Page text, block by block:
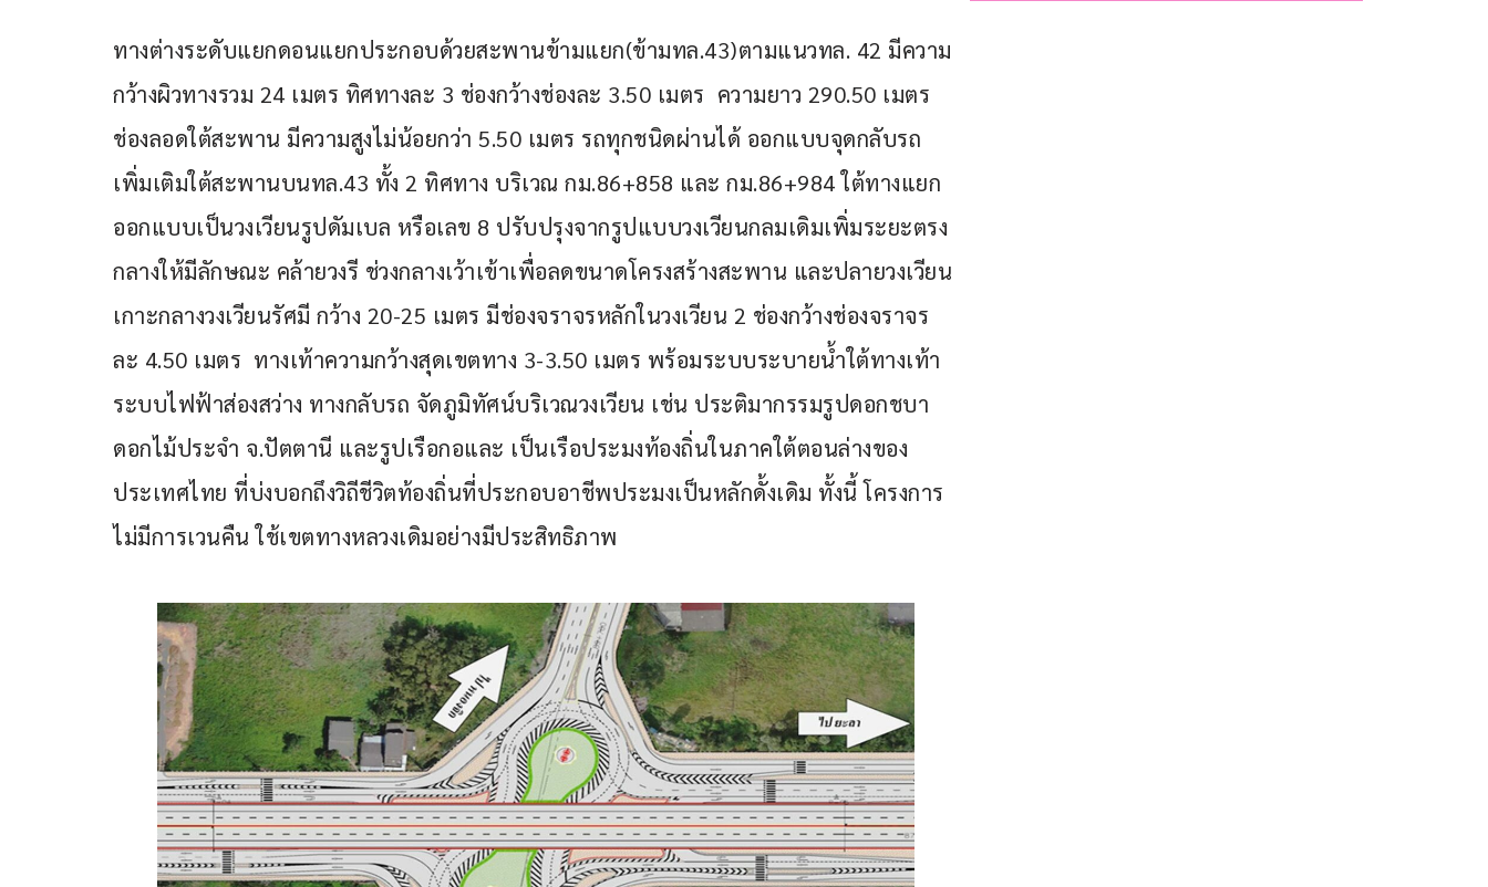
ทางต่างระดับแยกดอนแยกประกอบด้วยสะพานข้ามแยก(ข้ามทล.43)ตามแนวทล. 42 มีความ
กว้างผิวทางรวม 24 เมตร ทิศทางละ 3 ช่องกว้างช่องละ 3.50 เมตร  ความยาว 290.50 เมตร
ช่องลอดใต้สะพาน มีความสูงไม่น้อยกว่า 5.50 เมตร รถทุกชนิดผ่านได้ ออกแบบจุดกลับรถ
เพิ่มเติมใต้สะพานบนทล.43 ทั้ง 2 ทิศทาง บริเวณ กม.86+858 และ กม.86+984 ใต้ทางแยก
ออกแบบเป็นวงเวียนรูปดัมเบล หรือเลข 8 ปรับปรุงจากรูปแบบวงเวียนกลมเดิมเพิ่มระยะตรง
กลางให้มีลักษณะ คล้ายวงรี ช่วงกลางเว้าเข้าเพื่อลดขนาดโครงสร้างสะพาน และปลายวงเวียน
เกาะกลางวงเวียนรัศมี กว้าง 20-25 เมตร มีช่องจราจรหลักในวงเวียน 2 ช่องกว้างช่องจราจร
ละ 4.50 เมตร  ทางเท้าความกว้างสุดเขตทาง 3-3.50 เมตร พร้อมระบบระบายน้ำใต้ทางเท้า
ระบบไฟฟ้าส่องสว่าง ทางกลับรถ จัดภูมิทัศน์บริเวณวงเวียน เช่น ประติมากรรมรูปดอกชบา
ดอกไม้ประจำ จ.ปัตตานี และรูปเรือกอและ เป็นเรือประมงท้องถิ่นในภาคใต้ตอนล่างของ
ประเทศไทย ที่บ่งบอกถึงวิถีชีวิตท้องถิ่นที่ประกอบอาชีพประมงเป็นหลักดั้งเดิม ทั้งนี้ โครงการ
ไม่มีการเวนคืน ใช้เขตทางหลวงเดิมอย่างมีประสิทธิภาพ